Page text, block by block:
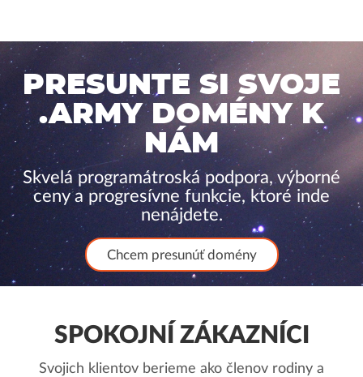
PRESUNTE SI SVOJE
.ARMY DOMÉNY K
NÁM
Skvelá programátroská podpora, výborné
ceny a progresívne funkcie, ktoré inde
nenájdete.
Chcem presunúť domény
SPOKOJNÍ ZÁKAZNÍCI
Svojich klientov berieme ako členov rodiny a